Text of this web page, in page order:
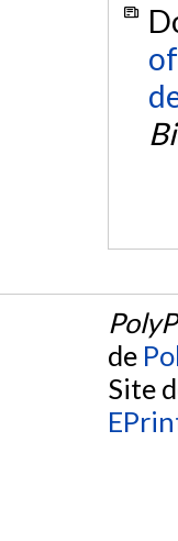
de
Site